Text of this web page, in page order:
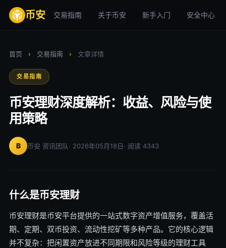
币安 交易指南 关于币安 新手入门 安全中心
首页 › 交易指南 › 文章详情
交易指南
币安理财深度解析：收益、风险与使
用策略
B 币安 资讯团队· 2026年05月18日· 阅读 4343
什么是币安理财
币安理财是币安平台提供的一站式数字资产增值服务，覆盖活
期、定期、双币投资、流动性挖矿等多种产品。它的核心逻辑
并不复杂：把闲置资产放进不同期限和风险等级的理财工具